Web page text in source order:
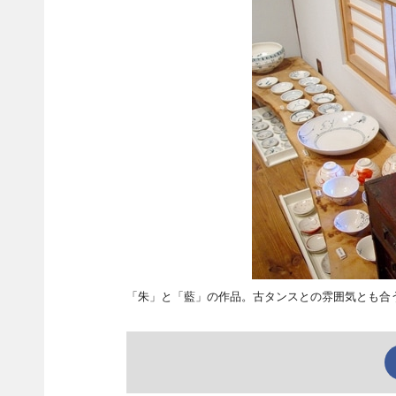
「朱」と「藍」の作品。古タンスとの雰囲気とも合